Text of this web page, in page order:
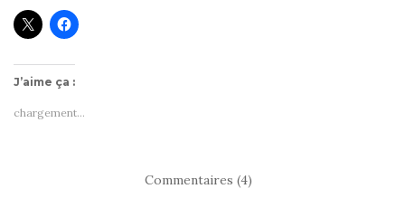
J’aime ça :
chargement…
Commentaires (4)